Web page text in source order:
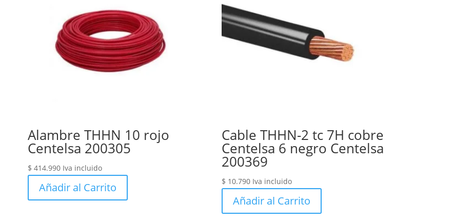
Alambre THHN 10 rojo
Centelsa 200305
$ 414.990 Iva incluido
Añadir al Carrito
Cable THHN-2 tc 7H cobre
Centelsa 6 negro Centelsa
200369
$ 10.790 Iva incluido
Añadir al Carrito